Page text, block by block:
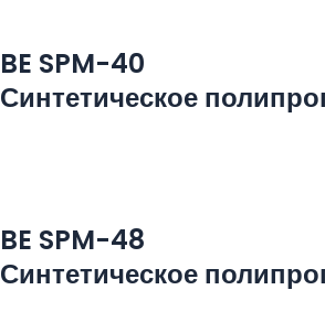
BE SPM-40
Синтетическое
BE SPM-48
Синтетическое